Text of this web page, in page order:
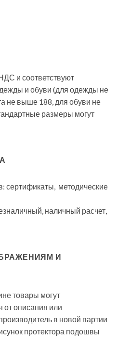
и соответствуют
и обуви (для одежды не
не выше 188, для обуви не
размеры могут
сертификаты, методические
наличный расчет,
И
товары могут
от описания или
в новой партии
протектора подошвы